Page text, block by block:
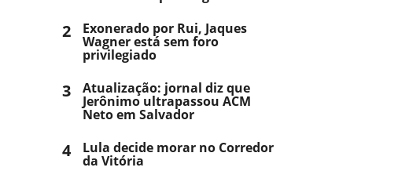
2 Exonerado por Rui, Jaques
Wagner está sem foro
privilegiado
3 Atualização: jornal diz que
Jerônimo ultrapassou ACM
Neto em Salvador
4 Lula decide morar no Corredor
da Vitória